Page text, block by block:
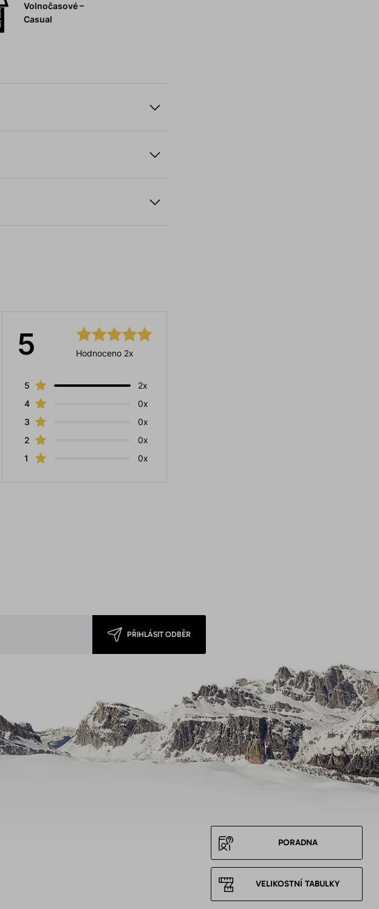
Volnočasové –
Casual
5 Hodnoceno 2x
5
2x
4
0x
3
0x
2
0x
1
0x
PŘIHLÁSIT ODBĚR
PORADNA
VELIKOSTNÍ TABULKY